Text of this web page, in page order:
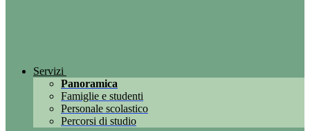
Servizi
Panoramica
Famiglie e studenti
Personale scolastico
Percorsi di studio